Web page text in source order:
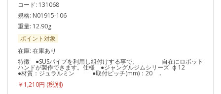
コード: 131068
規格: N01915-106
重量: 12.90g
ポイント対象
在庫: 在庫あり
特徴 ●SUSパイプを利用し組付けする事で、 自在にロボット
ハンドが製作できます。仕様 ●ジャングルジムシリーズ ф 12
●材質：ジュラルミン ●取付ピッチ(mm)：20 ..
￥1,210円